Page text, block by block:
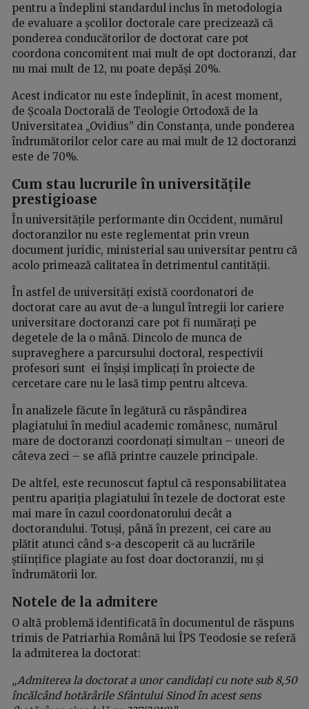
pentru a îndeplini standardul inclus în metodologia
de evaluare a școlilor doctorale care precizează că
ponderea conducătorilor de doctorat care pot
coordona concomitent mai mult de opt doctoranzi, dar
nu mai mult de 12, nu poate depăși 20%.
Acest indicator nu este îndeplinit, în acest moment,
de Școala Doctorală de Teologie Ortodoxă de la
Universitatea „Ovidius” din Constanța, unde ponderea
îndrumătorilor celor care au mai mult de 12 doctoranzi
este de 70%.
Cum stau lucrurile în universitățile
prestigioase
În universitățile performante din Occident, numărul
doctoranzilor nu este reglementat prin vreun
document juridic, ministerial sau universitar pentru că
acolo primează calitatea în detrimentul cantității.
În astfel de universități există coordonatori de
doctorat care au avut de-a lungul întregii lor cariere
universitare doctoranzi care pot fi numărați pe
degetele de la o mână. Dincolo de munca de
supraveghere a parcursului doctoral, respectivii
profesori sunt ei înșiși implicați în proiecte de
cercetare care nu le lasă timp pentru altceva.
În analizele făcute în legătură cu răspândirea
plagiatului în mediul academic românesc, numărul
mare de doctoranzi coordonați simultan – uneori de
câteva zeci – se află printre cauzele principale.
De altfel, este recunoscut faptul că responsabilitatea
pentru apariția plagiatului în tezele de doctorat este
mai mare în cazul coordonatorului decât a
doctorandului. Totuși, până în prezent, cei care au
plătit atunci când s-a descoperit că au lucrările
științifice plagiate au fost doar doctoranzii, nu și
îndrumătorii lor.
Notele de la admitere
O altă problemă identificată în documentul de răspuns
trimis de Patriarhia Română lui ÎPS Teodosie se referă
la admiterea la doctorat:
„Admiterea la doctorat a unor candidați cu note sub 8,50
încălcând hotărârile Sfântului Sinod în acest sens